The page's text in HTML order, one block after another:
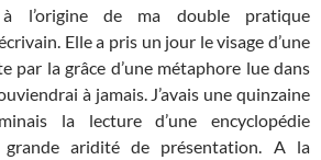
l’origine de ma double pratique
Elle a pris un jour le visage d’une
par la grâce d’une métaphore lue dans
à jamais. J’avais une quinzaine
la lecture d’une encyclopédie
grande aridité de présentation. A la